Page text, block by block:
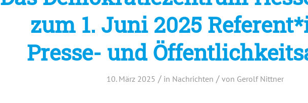
zum 1. Juni 2025
Presse- und
10. März 2025 / in Nachrichten / von Gerolf Nittner